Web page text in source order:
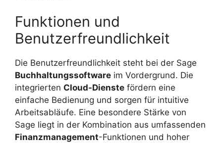
Funktionen und
Benutzerfreundlichkeit
Die Benutzerfreundlichkeit steht bei der Sage
Buchhaltungssoftware im Vordergrund. Die
integrierten Cloud-Dienste fördern eine
einfache Bedienung und sorgen für intuitive
Arbeitsabläufe. Eine besondere Stärke von
Sage liegt in der Kombination aus umfassenden
Finanzmanagement-Funktionen und hoher